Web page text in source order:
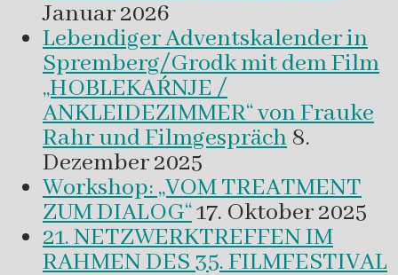
Januar 2026
Lebendiger Adventskalender in
Spremberg/Grodk mit dem Film
„HOBLEKAŔNJE /
ANKLEIDEZIMMER“ von Frauke
Rahr und Filmgespräch 8.
Dezember 2025
Workshop: „VOM TREATMENT
ZUM DIALOG“17. Oktober 2025
21. NETZWERKTREFFEN IM
RAHMEN DES 35. FILMFESTIVAL